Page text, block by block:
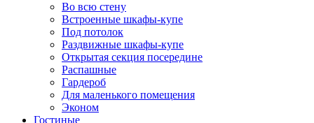
Во всю стену
Встроенные шкафы-купе
Под потолок
Раздвижные шкафы-купе
Открытая секция посередине
Распашные
Гардероб
Для маленького помещения
Эконом
Гостиные